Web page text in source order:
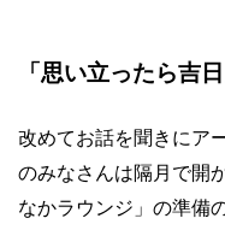
「思い立ったら吉
改めてお話を聞きにア
のみなさんは隔月で開
なかラウンジ」の準備